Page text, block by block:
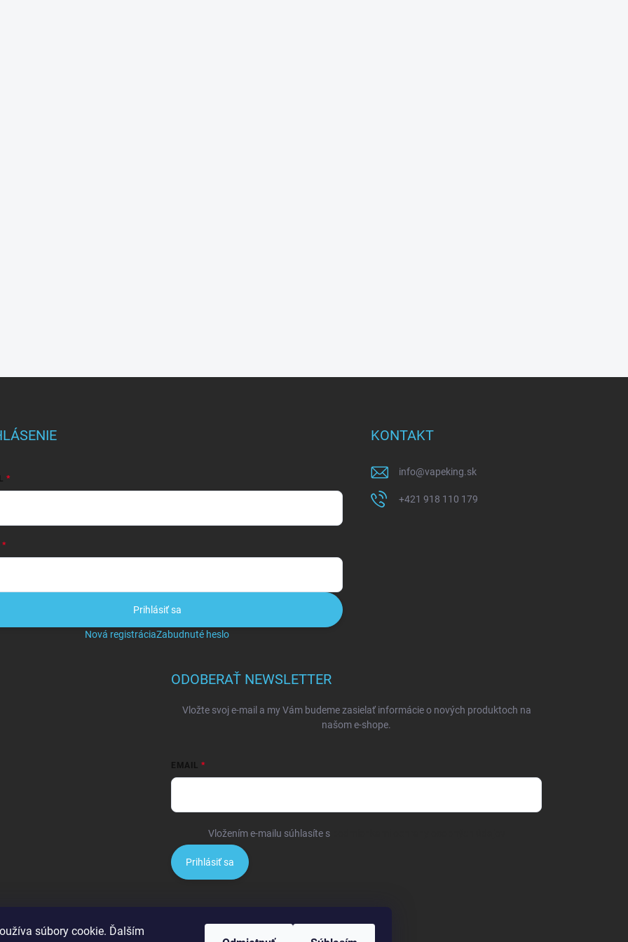
súbory cookie. Ďalším
Prihlásiť sa
Nová registráciaZabudnuté heslo
KONTAKT
info@vapeking.sk
+421 918 110 179
ODOBERAŤ NEWSLETTER
Vložte svoj e-mail a my Vám budeme zasielať informácie o nových produktoch na
našom e-shope.
EMAIL
Vložením e-mailu súhlasíte s
Prihlásiť sa